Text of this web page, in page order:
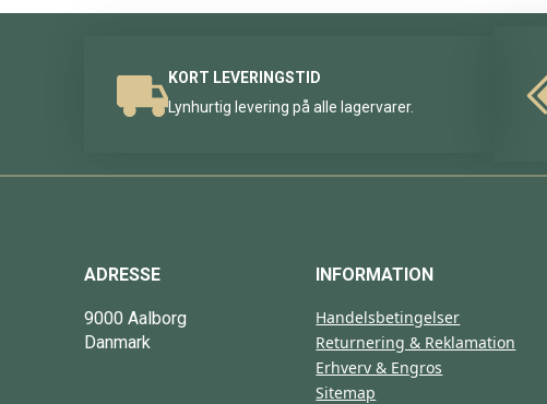
KORT LEVERINGSTID
Lynhurtig levering på alle lagervarer.
ADRESSE
9000 Aalborg
Danmark
INFORMATION
Handelsbetingelser
Returnering & Reklamation
Erhverv & Engros
Sitemap